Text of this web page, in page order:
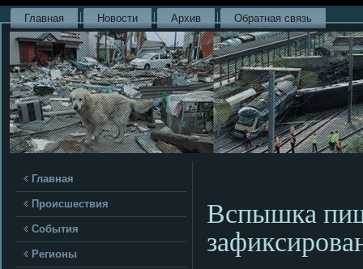
Главная Новости Архив Обратная связь
Главная
Происшествия
События
Регионы
Вспышка